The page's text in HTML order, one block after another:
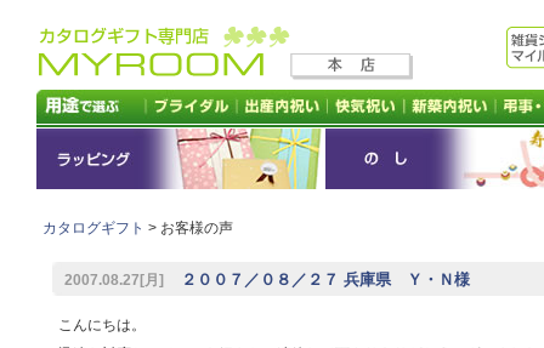
カタログギフト > お客様の声
2007.08.27[月] ２００７／０８／２７ 兵庫県 Ｙ・Ｎ様
こんにちは。